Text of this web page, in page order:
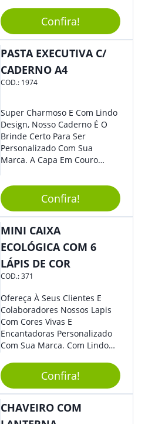
Elástico Permite Maior
Segurança Ao Carregá-Lo.
Ofereça A Seus Clientes E
Colaboradores, Sem Dúvidas
Eles Irão Adorar.
Confira!
PASTA EXECUTIVA C/
CADERNO A4
COD.: 1974
Super Charmoso E Com Lindo
Design, Nosso Caderno É O
Brinde Certo Para Ser
Personalizado Com Sua
Marca. A Capa Em Couro
Elástico Permite Maior
Segurança Ao Carregá-Lo.
Ofereça A Seus Clientes E
Colaboradores, Sem Dúvidas
Eles Irão Adorar.
Confira!
MINI CAIXA
ECOLÓGICA COM 6
LÁPIS DE COR
COD.:371
Ofereça À Seus Clientes E
Colaboradores Nossos Lapis
Com Cores Vivas E
Encantadoras Personalizado
Com Sua Marca. Com Lindo
Para Diversas Ocasiões.
Perfeito, Não É?!
Confira!
CHAVEIRO COM